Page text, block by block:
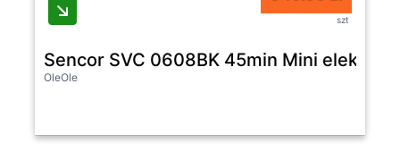
szt
Sencor SVC 0608BK 45min Mini
OleOle